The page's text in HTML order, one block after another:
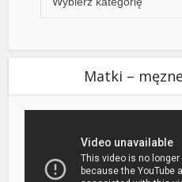
Matki –